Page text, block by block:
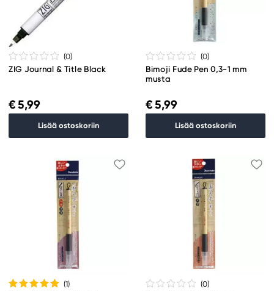
(0)
ZIG Journal & Title Black
€ 5,99
Lisää ostoskoriin
(0)
Bimoji Fude Pen 0,3-1 mm
musta
€ 5,99
Lisää ostoskoriin
(1)
(0)